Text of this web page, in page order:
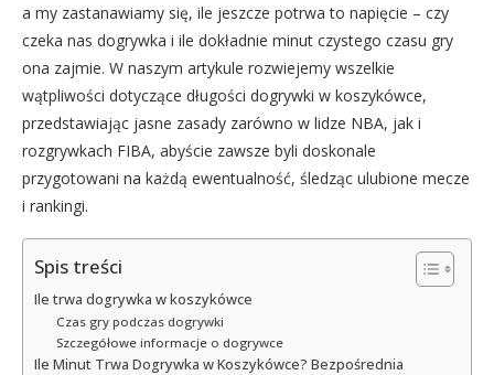
a my zastanawiamy się, ile jeszcze potrwa to napięcie – czy
czeka nas dogrywka i ile dokładnie minut czystego czasu gry
ona zajmie. W naszym artykule rozwiejemy wszelkie
wątpliwości dotyczące długości dogrywki w koszykówce,
przedstawiając jasne zasady zarówno w lidze NBA, jak i
rozgrywkach FIBA, abyście zawsze byli doskonale
przygotowani na każdą ewentualność, śledząc ulubione mecze
i rankingi.
Spis treści
Ile trwa dogrywka w koszykówce
Czas gry podczas dogrywki
Szczegółowe informacje o dogrywce
Ile Minut Trwa Dogrywka w Koszykówce? Bezpośrednia